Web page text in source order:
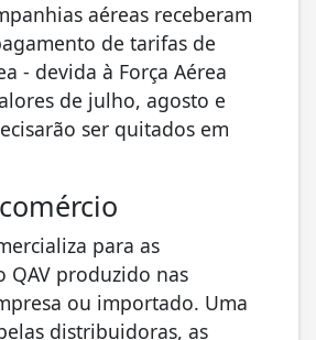
aéreas receberam
de tarifas de
- devida à Força Aérea
de julho, agosto e
ser quitados em
para as
QAV produzido nas
ou importado. Uma
distribuidoras, as